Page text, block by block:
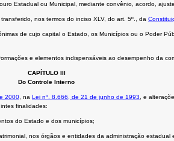
Estadual ou Municipal, mediante convênio, acordo,
nos termos do inciso XLV, do art. 5º., da
de cujo capital o Estado, os Municípios ou o Poder
e elementos indispensáveis ao desempenho da
CAPÍTULO III
Do Controle Interno
2000, na Lei nº. 8.666, de 21 de junho de 1993, e
finalidades:
do Estado e dos municípios;
nos órgãos e entidades da administração